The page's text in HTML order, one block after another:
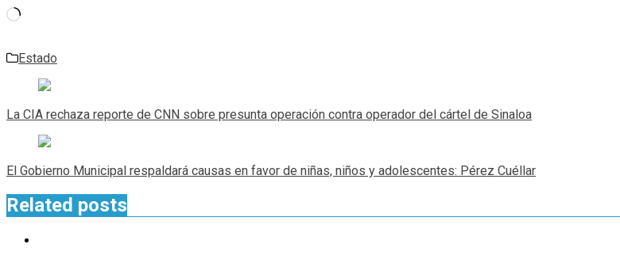
Cargando...
Estado
Navegación
de
entradas
La CIA rechaza reporte de CNN sobre presunta operación contra operador del cártel de Sinaloa
El Gobierno Municipal respaldará causas en favor de niñas, niños y adolescentes: Pérez Cuéllar
Related posts